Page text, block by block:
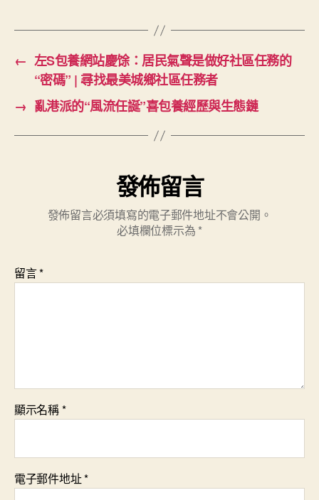
← 左S包養網站慶馀：居民氣聲是做好社區任務的
“密碼” | 尋找最美城鄉社區任務者
→ 亂港派的“風流任誕”喜包養經歷與生態鏈
發佈留言
發佈留言必須填寫的電子郵件地址不會公開。
必填欄位標示為 *
留言*
顯示名稱*
電子郵件地址*